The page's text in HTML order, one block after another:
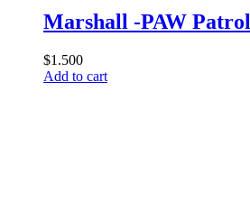
Marshall -PAW Patrol
$1.500
Add to cart